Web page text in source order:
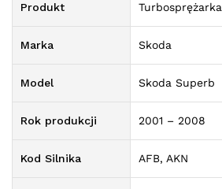
Produkt Turbosprężarka
Marka Skoda
Model Skoda Superb
Rok produkcji 2001 – 2008
Kod Silnika AFB, AKN